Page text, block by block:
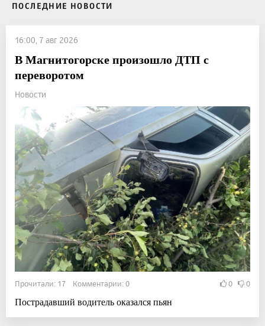
ПОСЛЕДНИЕ НОВОСТИ
16:00, 7 авг 2026
В Магнитогорске произошло ДТП с
переворотом
Новости
Прочитали: 17 Комментарии: 0 0 0
Пострадавший водитель оказался пьян